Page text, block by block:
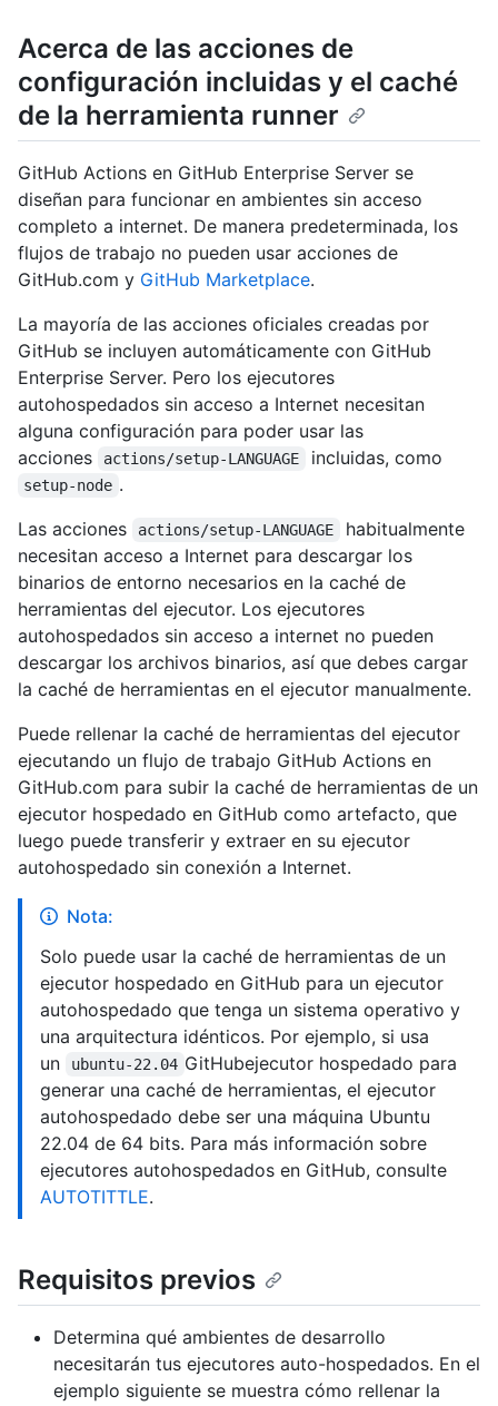
Acerca de las acciones de
configuración incluidas y el caché
de la herramienta runner
GitHub Actions en GitHub Enterprise Server se
diseñan para funcionar en ambientes sin acceso
completo a internet. De manera predeterminada, los
flujos de trabajo no pueden usar acciones de
GitHub.com y GitHub Marketplace.
La mayoría de las acciones oficiales creadas por
GitHub se incluyen automáticamente con GitHub
Enterprise Server. Pero los ejecutores
autohospedados sin acceso a Internet necesitan
alguna configuración para poder usar las
acciones
actions/setup-LANGUAGE incluidas, como
setup-node .
Las acciones
actions/setup-LANGUAGE
habitualmente
necesitan acceso a Internet para descargar los
binarios de entorno necesarios en la caché de
herramientas del ejecutor. Los ejecutores
autohospedados sin acceso a internet no pueden
descargar los archivos binarios, así que debes cargar
la caché de herramientas en el ejecutor manualmente.
Puede rellenar la caché de herramientas del ejecutor
ejecutando un flujo de trabajo GitHub Actions en
GitHub.com para subir la caché de herramientas de un
ejecutor hospedado en GitHub como artefacto, que
luego puede transferir y extraer en su ejecutor
autohospedado sin conexión a Internet.
Nota:
Solo puede usar la caché de herramientas de un
ejecutor hospedado en GitHub para un ejecutor
autohospedado que tenga un sistema operativo y
una arquitectura idénticos. Por ejemplo, si usa
un
ubuntu-22.04 GitHubejecutor hospedado para
generar una caché de herramientas, el ejecutor
autohospedado debe ser una máquina Ubuntu
22.04 de 64 bits. Para más información sobre
ejecutores autohospedados en GitHub, consulte
AUTOTITTLE.
Requisitos previos
Determina qué ambientes de desarrollo
necesitarán tus ejecutores auto-hospedados. En el
ejemplo siguiente se muestra cómo rellenar la